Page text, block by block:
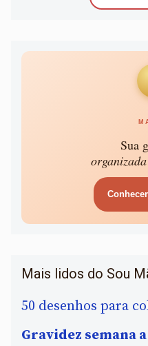
Sua
Mais lidos do Sou
50 desenhos para
Gravidez semana